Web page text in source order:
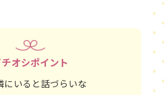
オシポイント
にいると話づらいな